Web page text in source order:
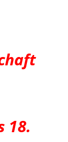
18.